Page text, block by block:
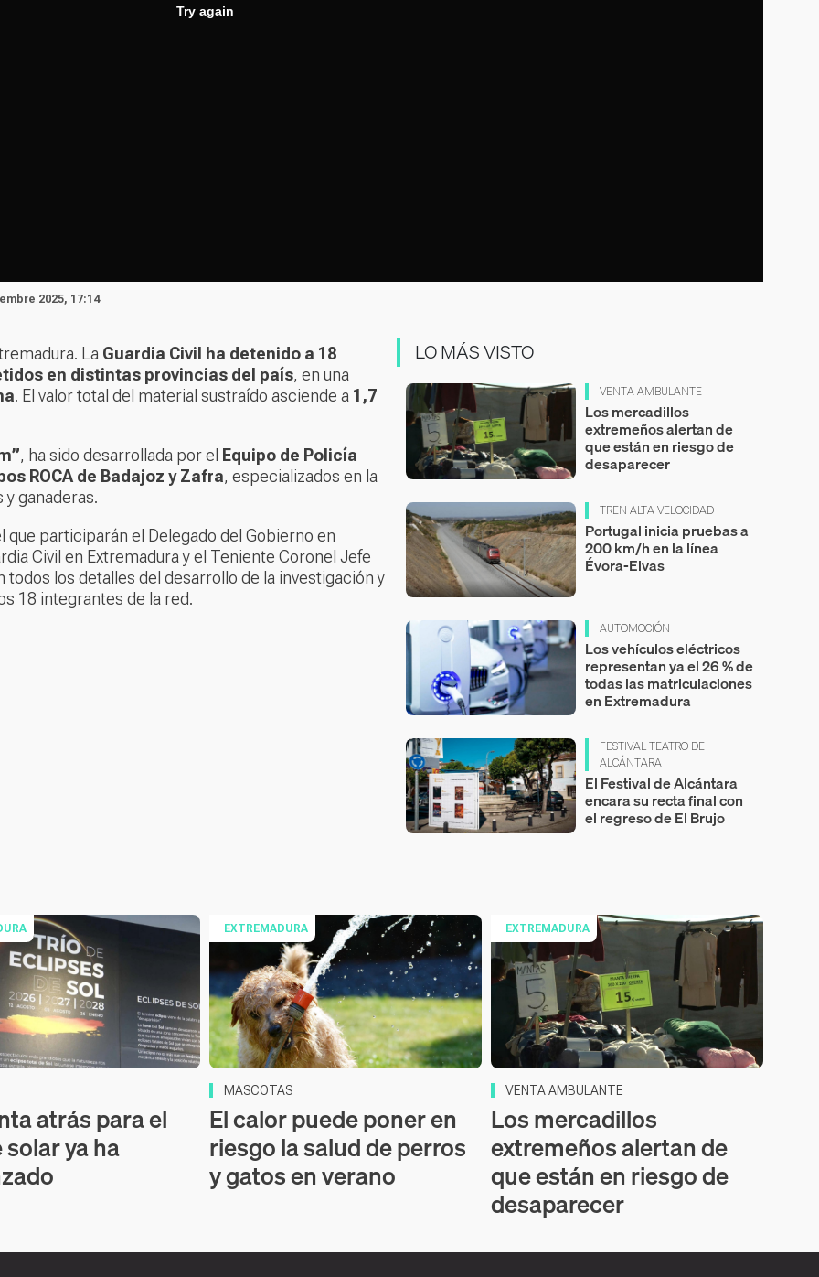
2025, 17:14
La Guardia Civil ha detenido a 18
en distintas provincias del país, en una
. El valor total del material sustraído asciende a 1,7
, ha sido desarrollada por el Equipo de Policía
ROCA de Badajoz y Zafra, especializados en la
ganaderas.
participarán el Delegado del Gobierno en
Civil en Extremadura y el Teniente Coronel Jefe
los detalles del desarrollo de la investigación y
18 integrantes de la red.
LO MÁS VISTO
VENTA AMBULANTE
Los mercadillos
extremeños alertan de
que están en riesgo de
desaparecer
TREN ALTA VELOCIDAD
Portugal inicia pruebas a
200 km/h en la línea
Évora-Elvas
AUTOMOCIÓN
Los vehículos eléctricos
representan ya el 26 % de
todas las matriculaciones
en Extremadura
FESTIVAL TEATRO DE
ALCÁNTARA
El Festival de Alcántara
encara su recta final con
el regreso de El Brujo
atrás para el
ya ha
EXTREMADURA
MASCOTAS
El calor puede poner en
riesgo la salud de perros
y gatos en verano
EXTREMADURA
VENTA AMBULANTE
Los mercadillos
extremeños alertan de
que están en riesgo de
desaparecer